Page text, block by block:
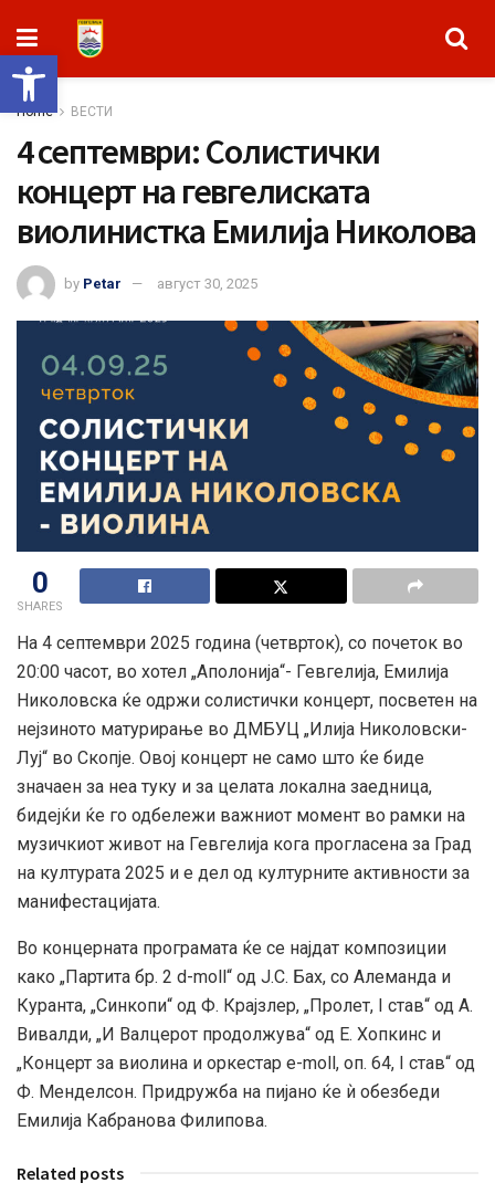
Open toolbar
Home ВЕСТИ
4 септември: Солистички
концерт на гевгелиската
виолинистка Емилија Николова
by Petar август 30, 2025
0
SHARES
На 4 септември 2025 година (четврток), со почеток во
20:00 часот, во хотел „Аполонија“- Гевгелија, Емилија
Николовска ќе одржи солистички концерт, посветен на
нејзиното матурирање во ДМБУЦ „Илија Николовски-
Луј“ во Скопје. Овој концерт не само што ќе биде
значаен за неа туку и за целата локална заедница,
бидејќи ќе го одбележи важниот момент во рамки на
музичкиот живот на Гевгелија кога прогласена за Град
на културата 2025 и е дел од културните активности за
манифестацијата.
Во концерната програмата ќе се најдат композиции
како „Партита бр. 2 d-moll“ од Ј.С. Бах, со Алеманда и
Куранта, „Синкопи“ од Ф. Крајзлер, „Пролет, I став“ од А.
Вивалди, „И Валцерот продолжува“ од Е. Хопкинс и
„Концерт за виолина и оркестар e-moll, оп. 64, I став“ од
Ф. Менделсон. Придружба на пијано ќе ѝ обезбеди
Емилија Кабранова Филипова.
Related posts